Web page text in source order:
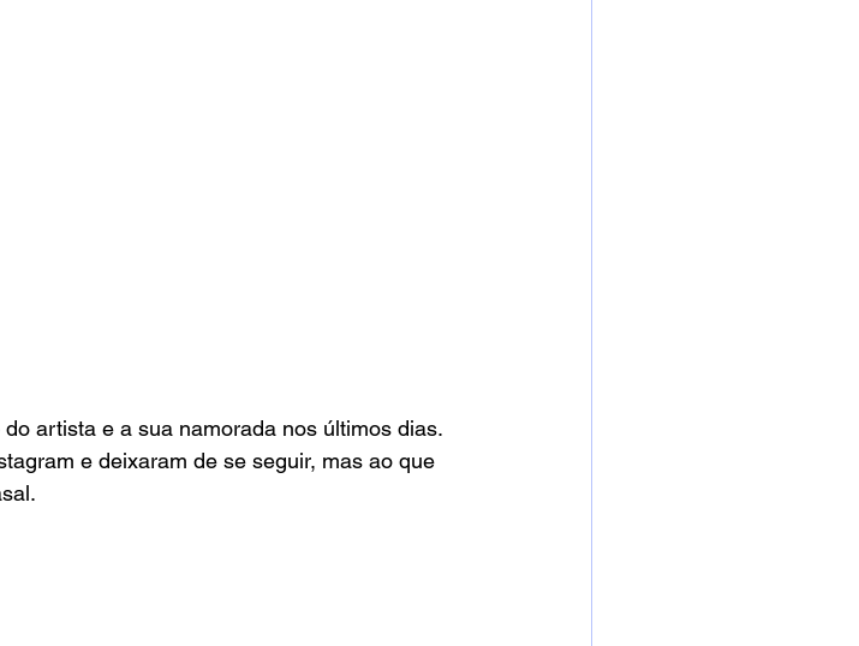
artista e a sua namorada nos últimos dias.
e deixaram de se seguir, mas ao que